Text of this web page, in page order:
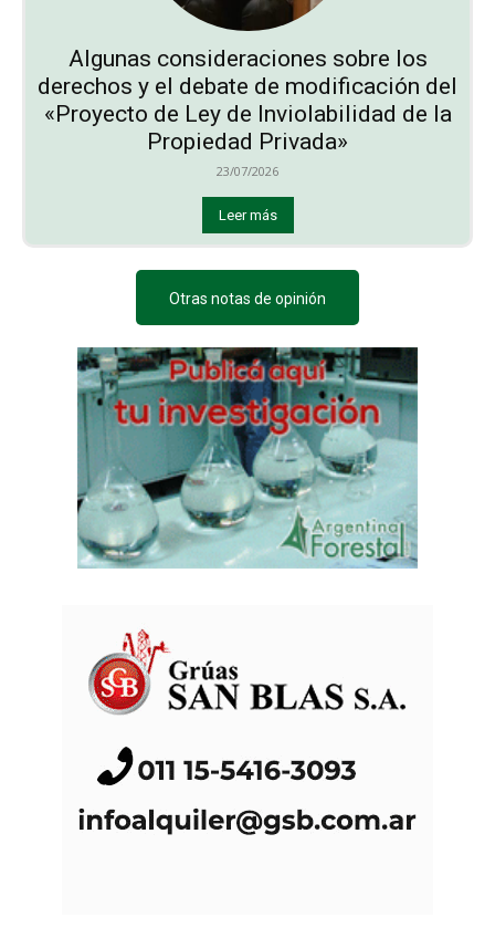
Algunas consideraciones sobre los
derechos y el debate de modificación del
«Proyecto de Ley de Inviolabilidad de la
Propiedad Privada»
23/07/2026
Leer más
Otras notas de opinión